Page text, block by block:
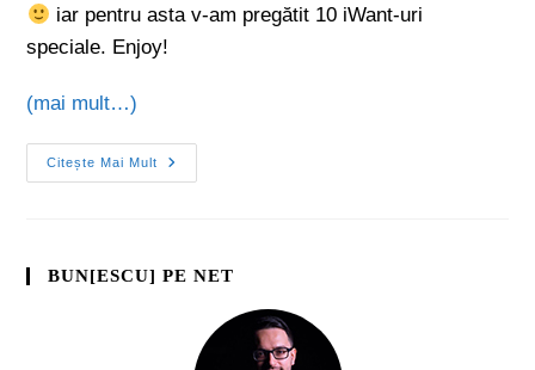
iar pentru asta v-am pregătit 10 iWant-uri
speciale. Enjoy!
(mai mult…)
Citește Mai Mult
BUN[ESCU] PE NET